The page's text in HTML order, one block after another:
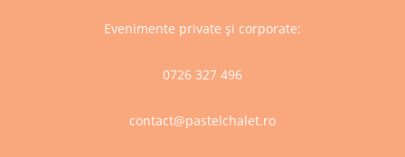
Evenimente private și corporate:
0726 327 496
contact@pastelchalet.ro